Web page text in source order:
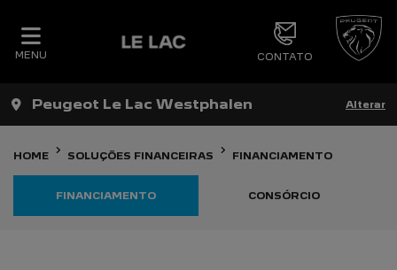
MENU CONTATO
Peugeot Le Lac Westphalen Alterar
HOME SOLUÇÕES FINANCEIRAS FINANCIAMENTO
CONSÓRCIO
FINANCIAMENTO